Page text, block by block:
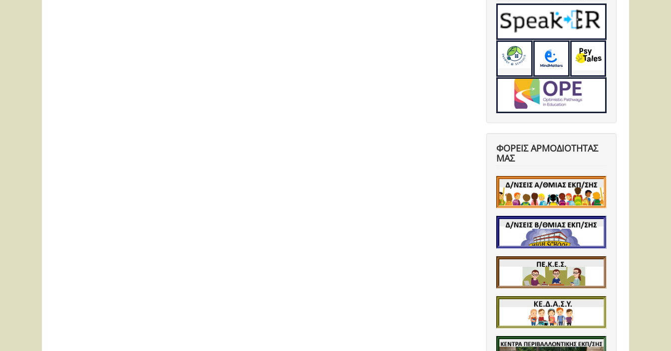
ΦΟΡΕΙΣ ΑΡΜΟΔΙΟΤΗΤΑΣ
ΜΑΣ